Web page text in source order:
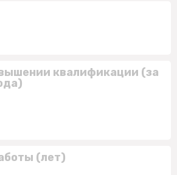
квалификации (за
(лет)